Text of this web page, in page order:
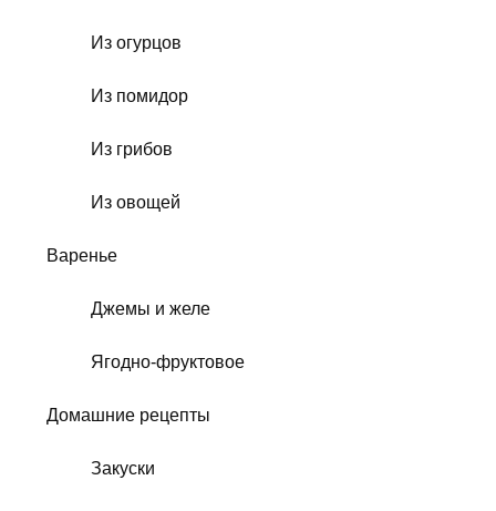
Из огурцов
Из помидор
Из грибов
Из овощей
Варенье
Джемы и желе
Ягодно-фруктовое
Домашние рецепты
Закуски